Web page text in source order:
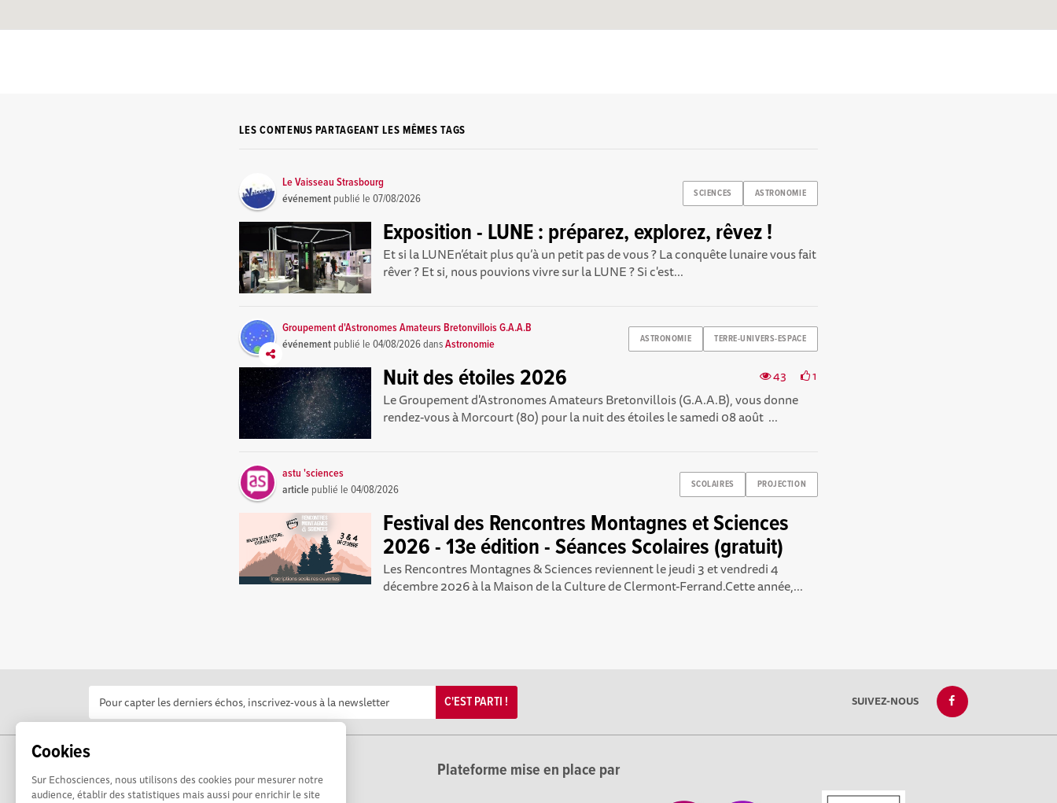
Cookies
Sur Echosciences, nous utilisons des cookies pour mesurer notre
audience, établir des statistiques mais aussi pour enrichir le site
LES CONTENUS PARTAGEANT LES MÊMES TAGS
SCIENCES ASTRONOMIE
Le Vaisseau Strasbourg
événement publié le07/08/2026
Exposition - LUNE : préparez, explorez, rêvez !
Et si la LUNEn’était plus qu’à un petit pas de vous ? La conquête lunaire vous fait
rêver ? Et si, nous pouvions vivre sur la LUNE ? Si c'est...
ASTRONOMIE TERRE-UNIVERS-ESPACE
Groupement d'Astronomes Amateurs Bretonvillois G.A.A.B
événement publié le04/08/2026dansAstronomie
43 1
Nuit des étoiles 2026
Le Groupement d'Astronomes Amateurs Bretonvillois (G.A.A.B), vous donne
rendez-vous à Morcourt (80) pour la nuit des étoiles le samedi 08 août ...
SCOLAIRES PROJECTION
astu 'sciences
article publié le04/08/2026
Festival des Rencontres Montagnes et Sciences
2026 - 13e édition - Séances Scolaires (gratuit)
Les Rencontres Montagnes & Sciences reviennent le jeudi 3 et vendredi 4
décembre 2026 à la Maison de la Culture de Clermont-Ferrand.Cette année,...
C'EST PARTI ! SUIVEZ-NOUS
Plateforme mise en place par